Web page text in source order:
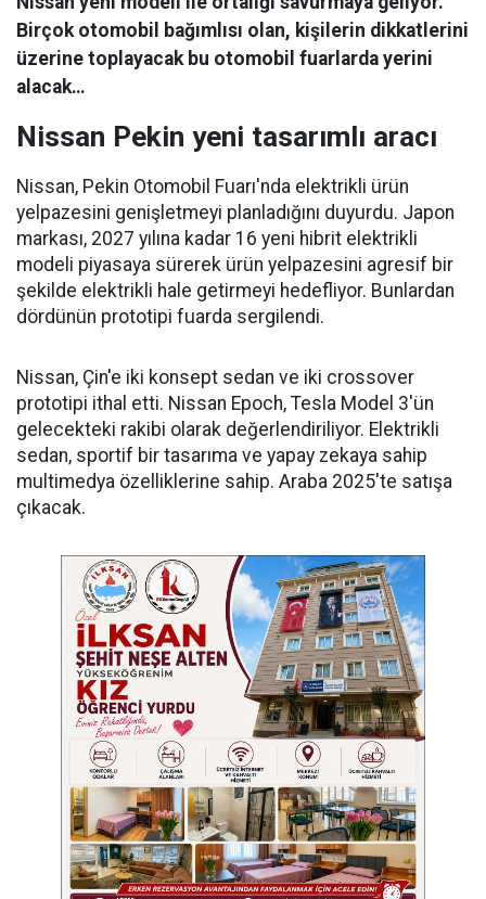
Birçok otomobil bağımlısı olan, kişilerin dikkatlerini
üzerine toplayacak bu otomobil fuarlarda yerini
alacak…
Nissan Pekin yeni tasarımlı aracı
Nissan, Pekin Otomobil Fuarı'nda elektrikli ürün
yelpazesini genişletmeyi planladığını duyurdu. Japon
markası, 2027 yılına kadar 16 yeni hibrit elektrikli
modeli piyasaya sürerek ürün yelpazesini agresif bir
şekilde elektrikli hale getirmeyi hedefliyor. Bunlardan
dördünün prototipi fuarda sergilendi.
Nissan, Çin'e iki konsept sedan ve iki crossover
prototipi ithal etti. Nissan Epoch, Tesla Model 3'ün
gelecekteki rakibi olarak değerlendiriliyor. Elektrikli
sedan, sportif bir tasarıma ve yapay zekaya sahip
multimedya özelliklerine sahip. Araba 2025'te satışa
çıkacak.